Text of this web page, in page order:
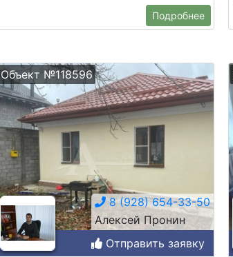
Подробнее
Объект №118596
8 (928) 654-33-50
Алексей Пронин
Отправить заявку